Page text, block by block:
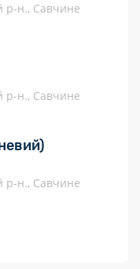
р-н., Савчине
р-н., Савчине
р-н., Савчине